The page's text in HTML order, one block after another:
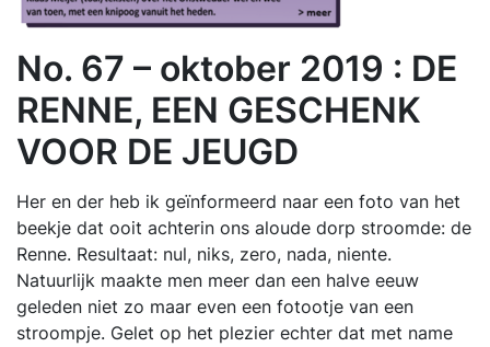
No. 67 – oktober 2019 : DE
RENNE, EEN GESCHENK
VOOR DE JEUGD
Her en der heb ik geïnformeerd naar een foto van het
beekje dat ooit achterin ons aloude dorp stroomde: de
Renne. Resultaat: nul, niks, zero, nada, niente.
Natuurlijk maakte men meer dan een halve eeuw
geleden niet zo maar even een fotootje van een
stroompje. Gelet op het plezier echter dat met name